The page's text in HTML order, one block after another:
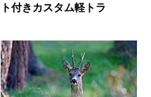
ト付きカスタム軽トラ